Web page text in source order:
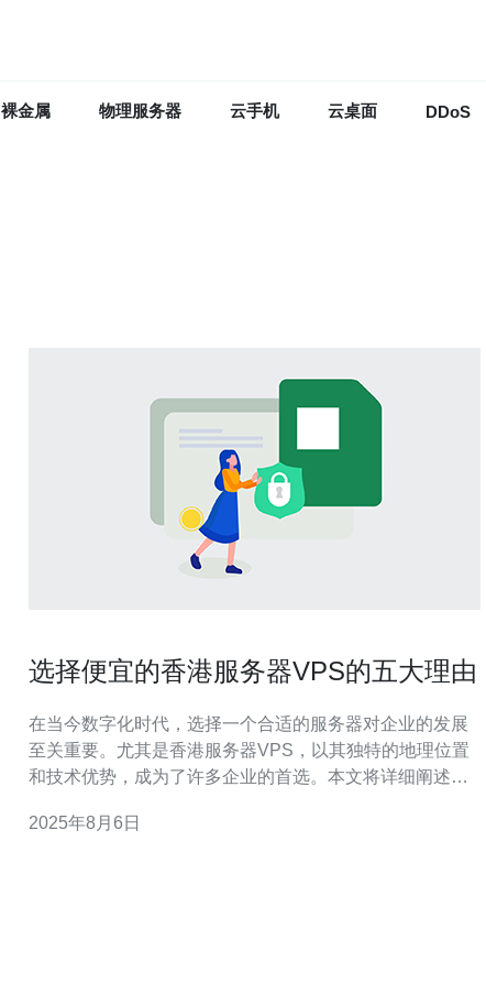
裸金属 物理服务器 云手机 云桌面 DDoS
选择便宜的香港服务器VPS的五大理由
在当今数字化时代，选择一个合适的服务器对企业的发展
至关重要。尤其是香港服务器VPS，以其独特的地理位置
和技术优势，成为了许多企业的首选。本文将详细阐述选
中做出明智的决定。 为什么选择香港服务器VPS？ 首先，
2025年8月6日